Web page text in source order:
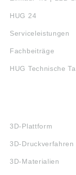
HUG 24
Serviceleistungen
Fachbeiträge
HUG Technische
3D-Plattform
3D-Druckverfahren
3D-Materialien